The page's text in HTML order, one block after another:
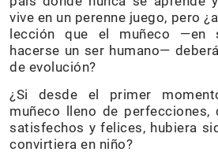
vive en un perenne juego, pero
lección que el muñeco —en
hacerse un ser humano—
de evolución?
¿Si desde el primer
muñeco lleno de
satisfechos y felices, hubiera
convirtiera en niño?